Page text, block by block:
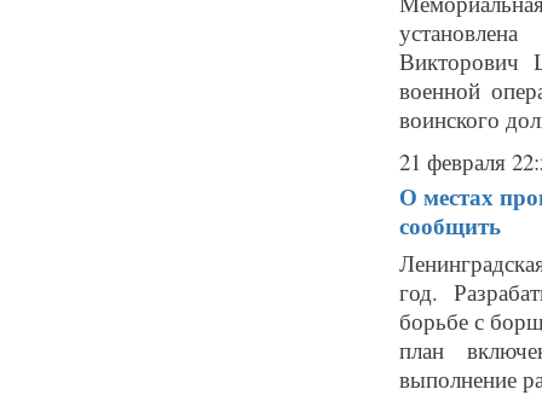
Викторович
военной
воинского
21 февраля
О местах
сообщить
год.
борьбе с
план
выполнение